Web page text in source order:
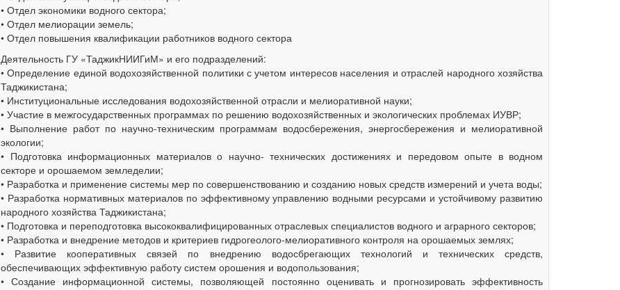
• Отдел экономики водного сектора;
• Отдел мелиорации земель;
• Отдел повышения квалификации работников водного сектора
Деятельность ГУ «ТаджикНИИГиМ» и его подразделений:
• Определение единой водохозяйственной политики с учетом интересов населения и отраслей народного хозяйства
Таджикистана;
• Институциональные исследования водохозяйственной отрасли и мелиоративной науки;
• Участие в межгосударственных программах по решению водохозяйственных и экологических проблемах ИУВР;
• Выполнение работ по научно-техническим программам водосбережения, энергосбережения и мелиоративной
экологии;
• Подготовка информационных материалов о научно- технических достижениях и передовом опыте в водном
секторе и орошаемом земледелии;
• Разработка и применение системы мер по совершенствованию и созданию новых средств измерений и учета воды;
• Разработка нормативных материалов по эффективному управлению водными ресурсами и устойчивому развитию
народного хозяйства Таджикистана;
• Подготовка и переподготовка высококвалифицированных отраслевых специалистов водного и аграрного секторов;
• Разработка и внедрение методов и критериев гидрогеолого-мелиоративного контроля на орошаемых землях;
• Развитие кооперативных связей по внедрению водосбрегающих технологий и технических средств,
обеспечивающих эффективную работу систем орошения и водопользования;
• Создание информационной системы, позволяющей постоянно оценивать и прогнозировать эффективность